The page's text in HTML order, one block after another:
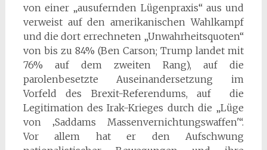
von einer „ausufernden Lügenpraxis“ aus und
verweist auf den amerikanischen Wahlkampf
und die dort errechneten „Unwahrheitsquoten“
von bis zu 84% (Ben Carson; Trump landet mit
76% auf dem zweiten Rang), auf die
parolenbesetzte Auseinandersetzung im
Vorfeld des Brexit-Referendums, auf die
Legitimation des Irak-Krieges durch die „Lüge
von ‚Saddams Massenvernichtungswaffen'“.
Vor allem hat er den Aufschwung